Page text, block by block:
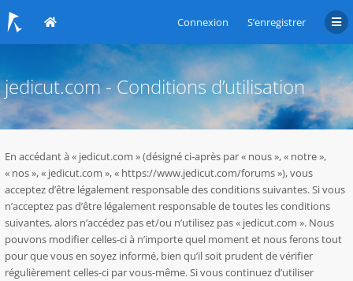
Connexion S’enregistrer
jedicut.com - Conditions d’utilisation
En accédant à « jedicut.com » (désigné ci-après par « nous », « notre »,
« nos », « jedicut.com », « https://www.jedicut.com/forums »), vous
acceptez d’être légalement responsable des conditions suivantes. Si vous
n’acceptez pas d’être légalement responsable de toutes les conditions
suivantes, alors n’accédez pas et/ou n’utilisez pas « jedicut.com ». Nous
pouvons modifier celles-ci à n’importe quel moment et nous ferons tout
pour que vous en soyez informé, bien qu’il soit prudent de vérifier
régulièrement celles-ci par vous-même. Si vous continuez d’utiliser